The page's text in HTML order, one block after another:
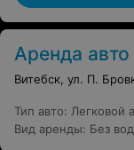
Аренда авто
Витебск, ул. П.
Тип авто: Легковой
Вид аренды: Без